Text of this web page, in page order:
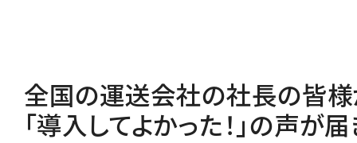
全国の運送会社の社長の皆様
「導入してよかった！」の声が